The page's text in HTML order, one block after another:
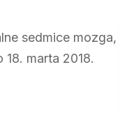
sedmice mozga,
marta 2018.